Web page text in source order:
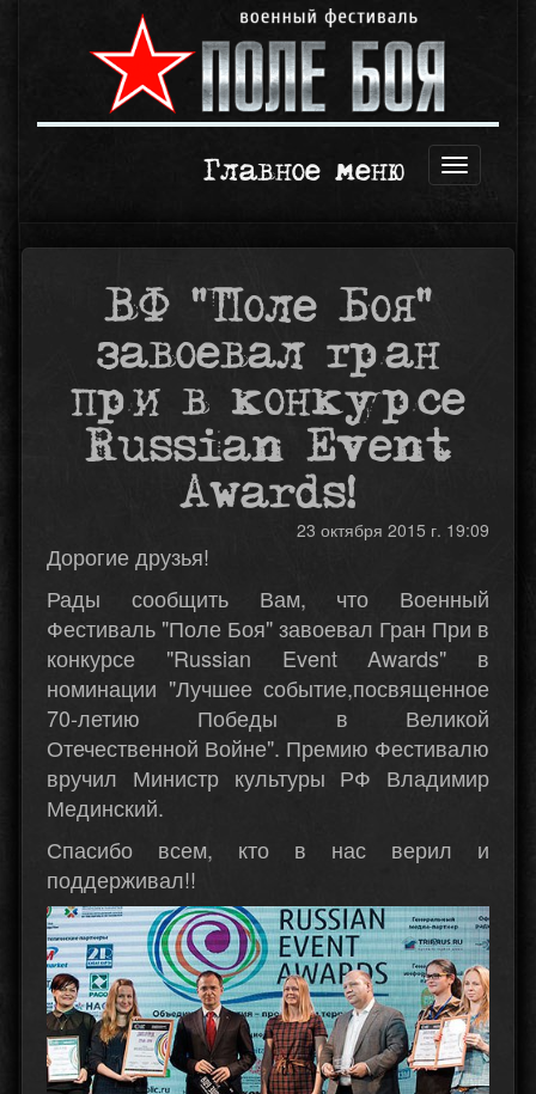
Открыть
Главное меню
ВФ "Поле Боя"
завоевал гран
при в конкурсе
Russian Event
Awards!
23 октября 2015 г. 19:09
Дорогие друзья!
Рады сообщить Вам, что Военный
Фестиваль "Поле Боя" завоевал Гран При в
конкурсе "Russian Event Awards" в
номинации "Лучшее событие,посвященное
70-летию Победы в Великой
Отечественной Войне". Премию Фестивалю
вручил Министр культуры РФ Владимир
Мединский.
Спасибо всем, кто в нас верил и
поддерживал!!